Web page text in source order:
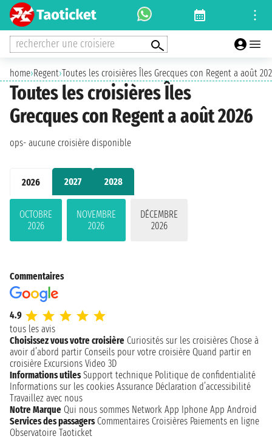
rechercher une croisiere
home›Regent›Toutes les croisières Îles Grecques con Regent a août
Toutes les croisières Îles
Grecques con Regent a août 2026
2026 2027 2028
OCTOBRE
2026
NOVEMBRE
2026
DÉCEMBRE
2026
ops- aucune croisière disponible
Commentaires
4.9
tous les avis
Choisissez vous votre croisière Curiosités sur les croisières Chose à
avoir d’abord partir Conseils pour votre croisière Quand partir en
croisière Excursions Video 3D
Informations utiles Support technique Politique de confidentialité
Informations sur les cookies Assurance Déclaration d’accessibilité
Travaillez avec nous
Notre Marque Qui nous sommes Network App Iphone App Android
Services des passagers Commentaires Croisières Paiements en ligne
Observatoire Taoticket